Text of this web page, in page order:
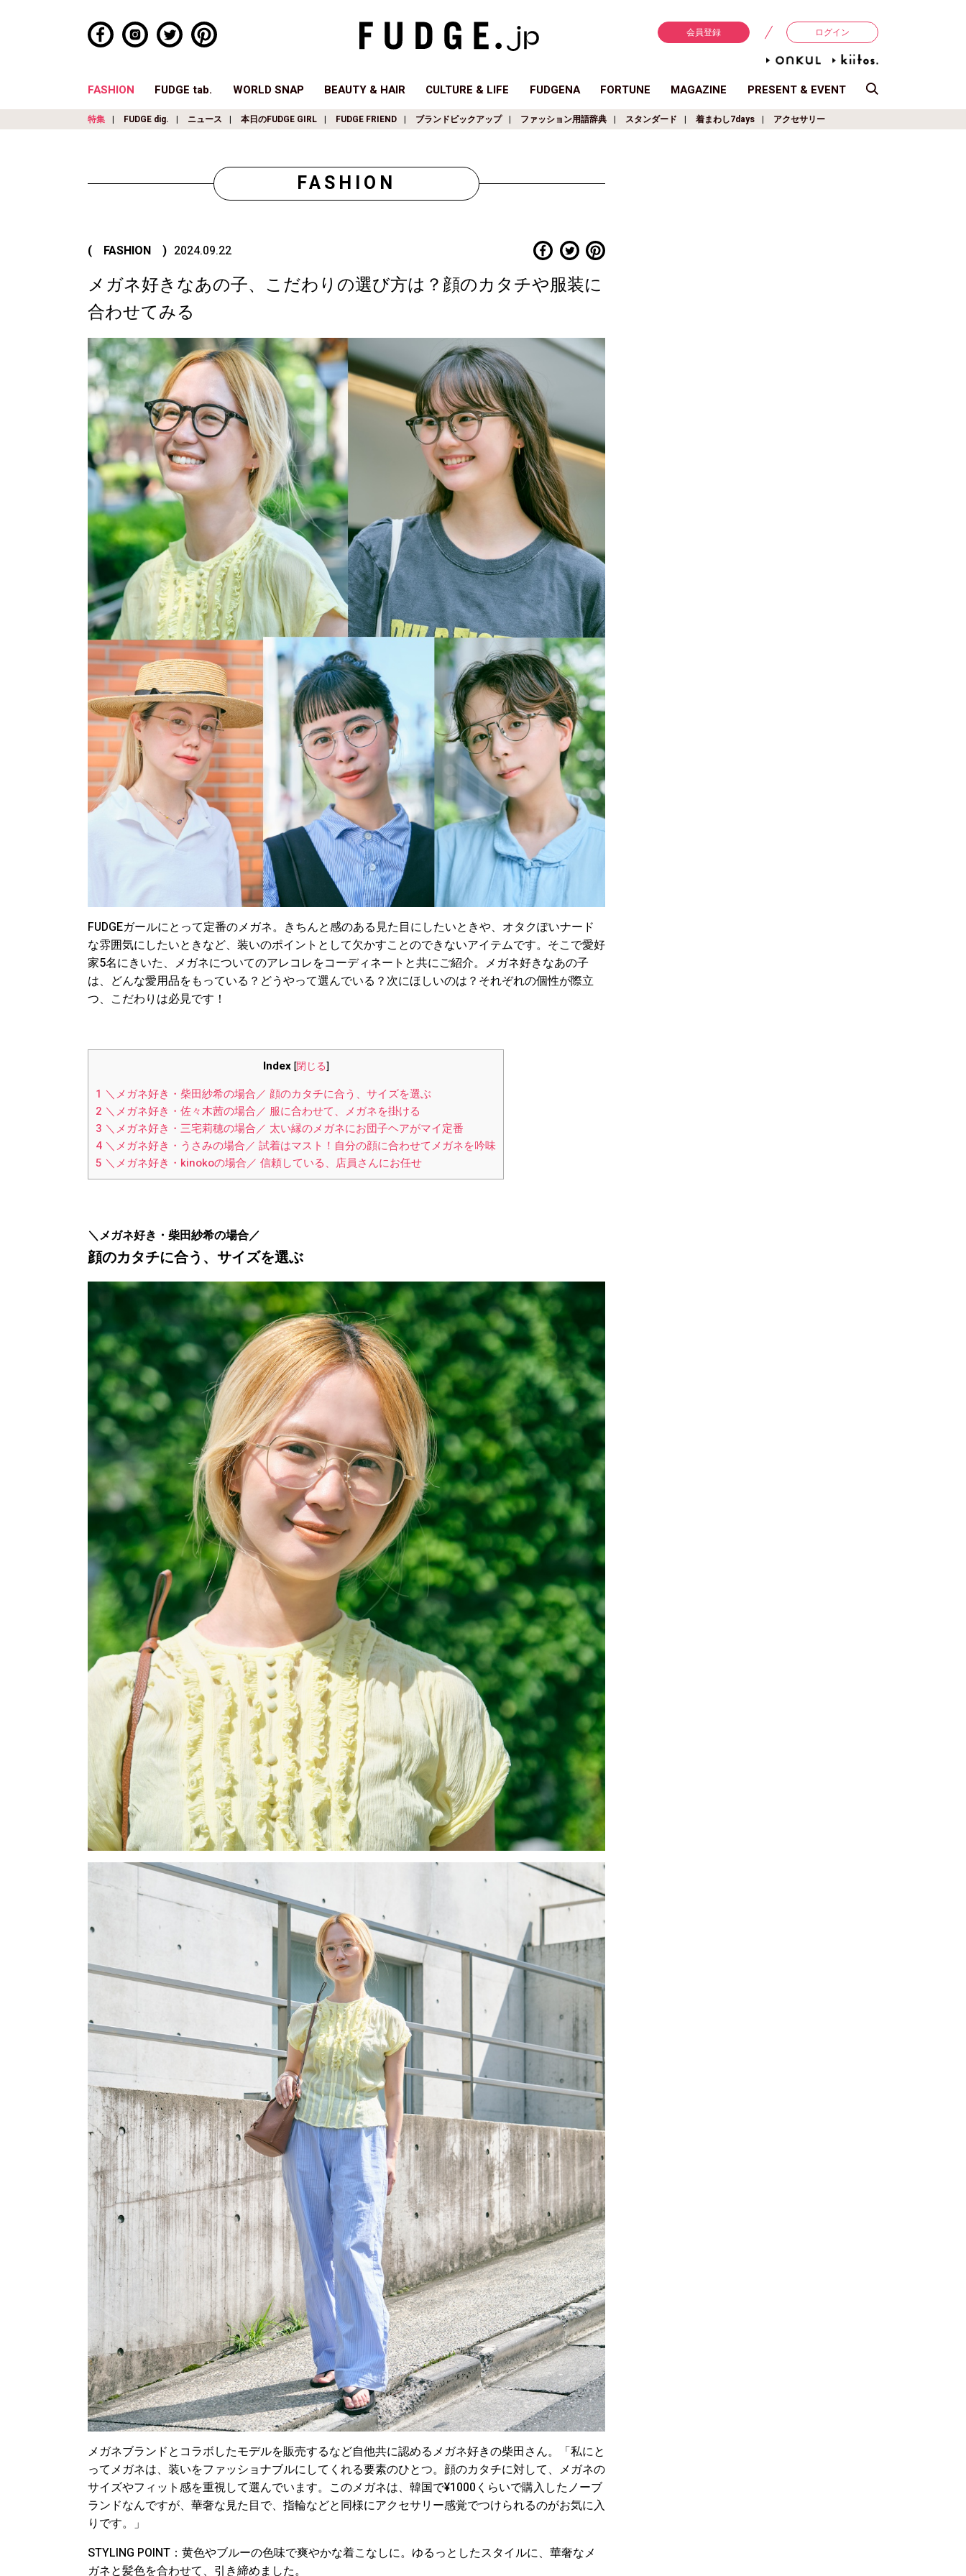
会員登録 ログイン
FASHION FUDGE tab. WORLD SNAP BEAUTY & HAIR CULTURE & LIFE FUDGENA FORTUNE MAGAZINE PRESENT & EVENT
特集 FUDGE dig. ニュース 本日のFUDGE GIRL FUDGE FRIEND ブランドピックアップ ファッション用語辞典 スタンダード 着まわし7days アクセサリー
FASHION
( FASHION ) 2024.09.22
メガネ好きなあの子、こだわりの選び方は？顔のカタチや服装に
合わせてみる
FUDGEガールにとって定番のメガネ。きちんと感のある見た目にしたいときや、オタクぽいナード
な雰囲気にしたいときなど、装いのポイントとして欠かすことのできないアイテムです。そこで愛好
家5名にきいた、メガネについてのアレコレをコーディネートと共にご紹介。メガネ好きなあの子
は、どんな愛用品をもっている？どうやって選んでいる？次にほしいのは？それぞれの個性が際立
つ、こだわりは必見です！
Index [閉じる]
1 ＼メガネ好き・柴田紗希の場合／ 顔のカタチに合う、サイズを選ぶ
2 ＼メガネ好き・佐々木茜の場合／ 服に合わせて、メガネを掛ける
3 ＼メガネ好き・三宅莉穂の場合／ 太い縁のメガネにお団子ヘアがマイ定番
4 ＼メガネ好き・うさみの場合／ 試着はマスト！自分の顔に合わせてメガネを吟味
5 ＼メガネ好き・kinokoの場合／ 信頼している、店員さんにお任せ
＼メガネ好き・柴田紗希の場合／
顔のカタチに合う、サイズを選ぶ
メガネブランドとコラボしたモデルを販売するなど自他共に認めるメガネ好きの柴田さん。「私にと
ってメガネは、装いをファッショナブルにしてくれる要素のひとつ。顔のカタチに対して、メガネの
サイズやフィット感を重視して選んでいます。このメガネは、韓国で¥1000くらいで購入したノーブ
ランドなんですが、華奢な見た目で、指輪などと同様にアクセサリー感覚でつけられるのがお気に入
りです。」
STYLING POINT：黄色やブルーの色味で爽やかな着こなしに。ゆるっとしたスタイルに、華奢なメ
ガネと髪色を合わせて、引き締めました。